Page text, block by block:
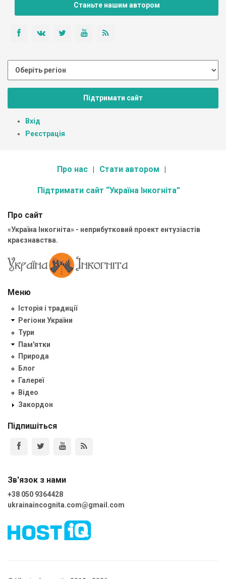
Станьте нашим автором
Підтримати сайт
Вхід
Реєстрація
Про нас Стати автором
Підтримати сайт “Україна Інкогніта”
Про сайт
«Україна Інкогніта» - неприбутковий проект ентузіастів
краєзнавства.
Меню
Історія і традиції
Регіони України
Тури
Пам'ятки
Природа
Блог
Галереї
Відео
Закордон
Підпишіться
Зв'язок з нами
+38 050 9364428
ukrainaincognita.com@gmail.com